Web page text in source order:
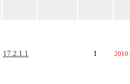
17.2.1.1 1 2010